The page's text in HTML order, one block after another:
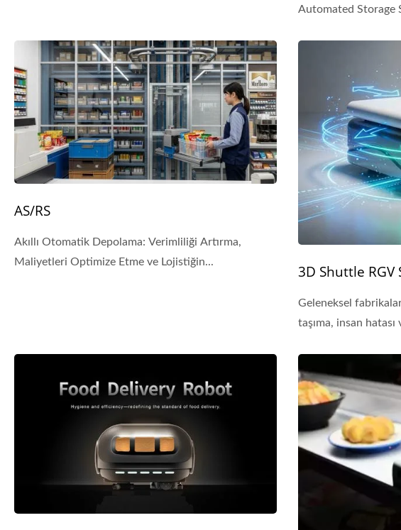
AS/RS
Akıllı Otomatik Depolama: Verimliliği Artırma,
Maliyetleri Optimize Etme ve Lojistiğin...
3D Shuttle RGV
Geleneksel
taşıma, insan